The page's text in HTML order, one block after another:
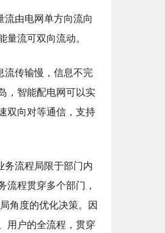
流由电网单方向流向
量流可双向流动。
流传输慢，信息不完
，智能配电网可以实
双向对等通信，支持
务流程局限于部门内
流程贯穿多个部门，
角度的优化决策。因
用户的全流程，贯穿